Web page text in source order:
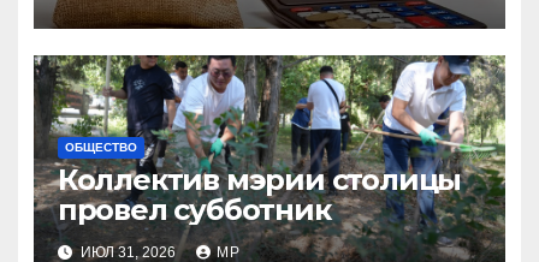
ОБЩЕСТВО
Коллектив мэрии столицы
провел субботник
ИЮЛ 31, 2026 MP